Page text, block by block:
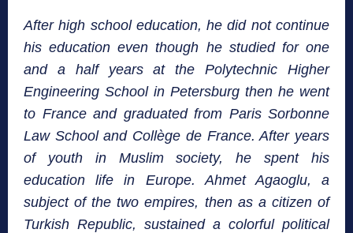
After high school education, he did not continue
his education even though he studied for one
and a half years at the Polytechnic Higher
Engineering School in Petersburg then he went
to France and graduated from Paris Sorbonne
Law School and Collège de France. After years
of youth in Muslim society, he spent his
education life in Europe. Ahmet Agaoglu, a
subject of the two empires, then as a citizen of
Turkish Republic, sustained a colorful political